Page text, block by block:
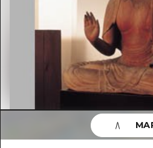
아트
이벤트/축제
음식/술
사이클링
쇼핑
스포츠
Dive!
Hiroshima
히로시마시 주
빈고(備後)
관광지・체험
목록
히로시마시 주
아키(安芸)
빈고(備後)
비북(備北)
계절 정보
이벤트
유용한 정보
목록